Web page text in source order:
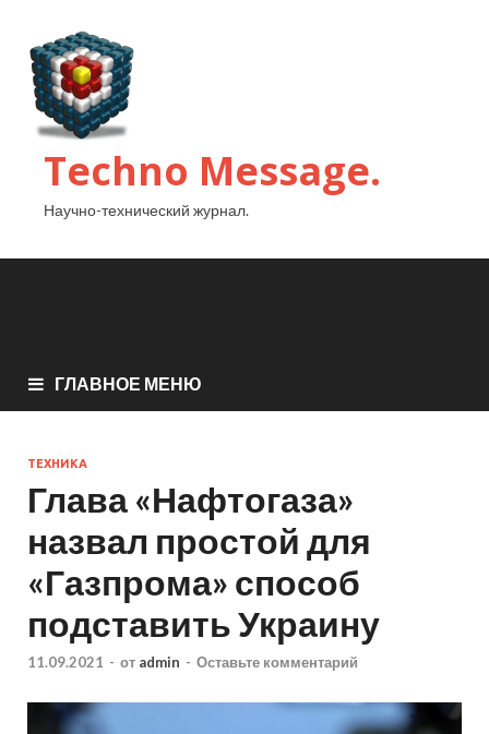
Techno Message.
Научно-технический журнал.
ГЛАВНОЕ МЕНЮ
ТЕХНИКА
Глава «Нафтогаза»
назвал простой для
«Газпрома» способ
подставить Украину
11.09.2021 - от admin - Оставьте комментарий